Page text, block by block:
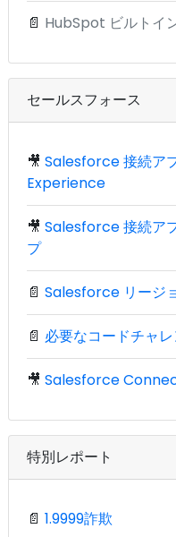
📄 HubSpot ビルトイ
セールスフォース
🎥 Salesforce 接続ア
Experience
🎥 Salesforce 接続ア
プ
📄 Salesforce リージ
📄 必要なコードチャ
🎥 Salesforce
特別レポート
📄 1.9999詐欺